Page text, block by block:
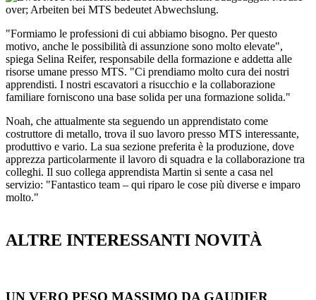
"Formiamo le professioni di cui abbiamo bisogno. Per questo
motivo, anche le possibilità di assunzione sono molto elevate",
spiega Selina Reifer, responsabile della formazione e addetta alle
risorse umane presso MTS. "Ci prendiamo molto cura dei nostri
apprendisti. I nostri escavatori a risucchio e la collaborazione
familiare forniscono una base solida per una formazione solida."
Noah, che attualmente sta seguendo un apprendistato come
costruttore di metallo, trova il suo lavoro presso MTS interessante,
produttivo e vario. La sua sezione preferita è la produzione, dove
apprezza particolarmente il lavoro di squadra e la collaborazione tra
colleghi. Il suo collega apprendista Martin si sente a casa nel
servizio: "Fantastico team – qui riparo le cose più diverse e imparo
molto."
ALTRE INTERESSANTI NOVITÀ